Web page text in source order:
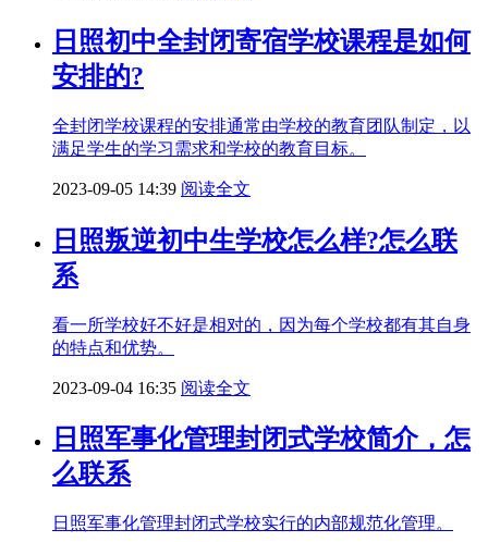
日照初中全封闭寄宿学校课程是如何
安排的?
全封闭学校课程的安排通常由学校的教育团队制定，以
满足学生的学习需求和学校的教育目标。
2023-09-05 14:39 阅读全文
日照叛逆初中生学校怎么样?怎么联
系
看一所学校好不好是相对的，因为每个学校都有其自身
的特点和优势。
2023-09-04 16:35 阅读全文
日照军事化管理封闭式学校简介，怎
么联系
日照军事化管理封闭式学校实行的内部规范化管理。